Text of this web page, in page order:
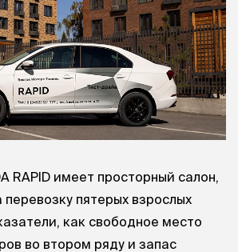
RAPID имеет просторный салон,
перевозку пятерых взрослых
как свободное место
во втором ряду и запас